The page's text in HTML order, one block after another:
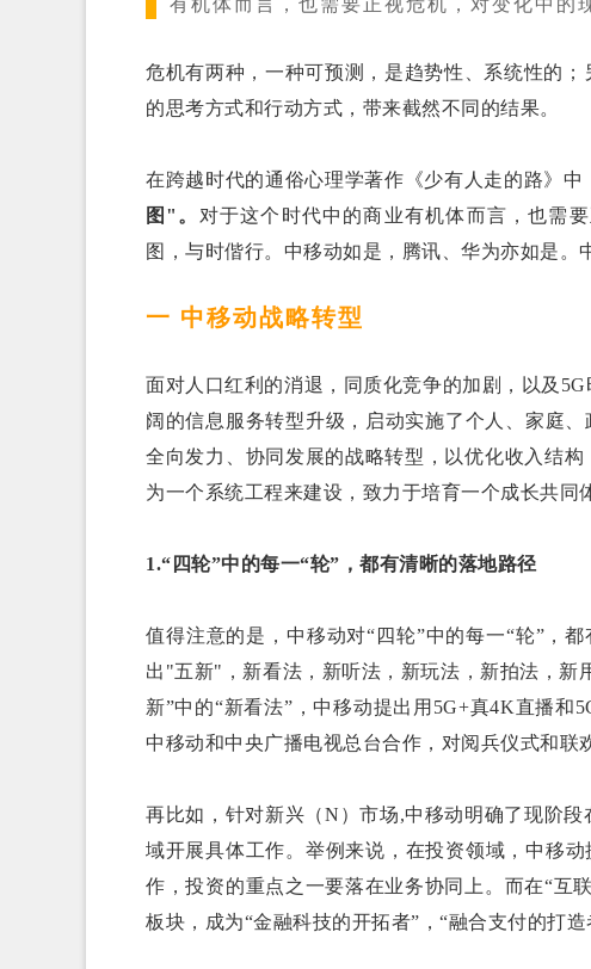
有机体而言，也需要正视危机，对变化中的
危机有两种，一种可预测，是趋势性、系统性的
的思考方式和行动方式，带来截然不同的结果。
在跨越时代的通俗心理学著作《少有人走的路》中
图"。 对于这个时代中的商业有机体而言，也需
图，与时偕行。中移动如是，腾讯、华为亦如是。
一 中移动战略转型
面对人口红利的消退，同质化竞争的加剧，以及
阔的信息服务转型升级，启动实施了个人、家庭
全向发力、协同发展的战略转型，以优化收入结
为一个系统工程来建设，致力于培育一个成长共同
1.“四轮”中的每一“轮”，都有清晰的落地路径
值得注意的是，中移动对“四轮”中的每一“轮”，
出"五新"，新看法，新听法，新玩法，新拍法，新
新”中的“新看法”，中移动提出用5G+真4K直播和
中移动和中央广播电视总台合作，对阅兵仪式和联
再比如，针对新兴（N）市场,中移动明确了现阶
域开展具体工作。举例来说，在投资领域，中移
作，投资的重点之一要落在业务协同上。而在“互
板块，成为“金融科技的开拓者”，“融合支付的打造